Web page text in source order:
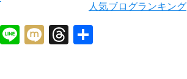
人気ブログランキング
Google
LineMixiThreads